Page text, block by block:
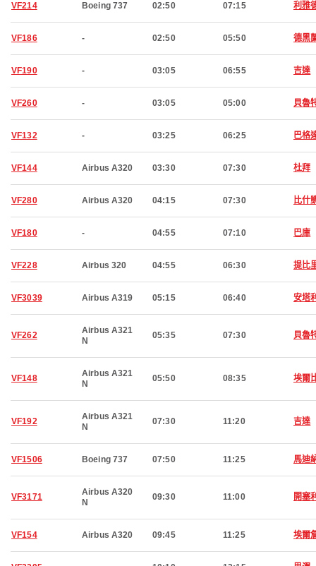
VF214 Boeing 737 02:50 07:15 利雅
VF186 - 02:50 05:50 德黑
VF190 - 03:05 06:55 吉達
VF260 - 03:05 05:00 貝魯
VF132 - 03:25 06:25 巴格
VF144 Airbus A320 03:30 07:30 杜拜
VF280 Airbus A320 04:15 07:30 比什
VF180 - 04:55 07:10 巴庫
VF228 Airbus 320 04:55 06:30 提比
VF3039 Airbus A319 05:15 06:40 安塔
VF262
Airbus A321
N
05:35 07:30 貝魯
VF148
Airbus A321
N
05:50 08:35 埃爾
VF192
Airbus A321
N
07:30 11:20 吉達
VF1506 Boeing 737 07:50 11:25 馬迪
VF3171
Airbus A320
N
09:30 11:00 開塞
VF154 Airbus A320 09:45 11:25 埃爾